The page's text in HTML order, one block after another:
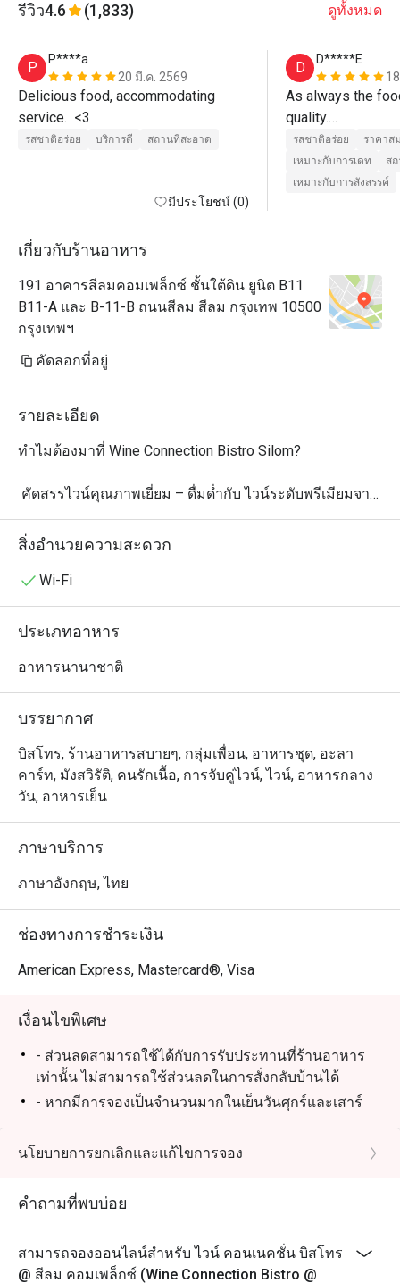
รีวิว4.6 (1,833) ดูทั้งหมด
P
P****a
20 มี.ค. 2569
Delicious food, accommodating
service.  <3
รสชาติอร่อย บริการดี สถานที่สะอาด
มีประโยชน์ (0)
D
D*****E
As always the
quality.
Beef Burger
was delicious,
also came with
รสชาติอร่อย
ราคาส
เหมาะกับการเดท
ส
เหมาะกับการสังสรรค์
เกี่ยวกับร้านอาหาร
191 อาคารสีลมคอมเพล็กซ์ ชั้นใต้ดิน ยูนิต B11
B11-A และ B-11-B ถนนสีลม สีลม กรุงเทพ 10500
กรุงเทพฯ
คัดลอกที่อยู่
รายละเอียด
ทำไมต้องมาที่ Wine Connection Bistro Silom?
คัดสรรไวน์คุณภาพเยี่ยม – ดื่มด่ำกับ ไวน์ระดับพรีเมียมจาก
ฝรั่งเศส อิตาลี สเปน ออสเตรเลีย และอีกมากมาย ที่คัดสรร
มาอย่างดีเพื่อเสริมรสชาติของทุกเมนู
รสชาติอาหารยุโรปต้นตำรับ – ลิ้มลองเมนูอาหารยุโรปสุด
สด และเมนูเนื้อย่างรสเลิศ
บรรยากาศบิสโทรสุดชิล – ผ่อนคลายกับ บรรยากาศอบอุ่น
คุณภาพเยี่ยมในราคาคุ้มค่า – สัมผัส ไวน์และอาหาร
คุณภาพสูง ในราคาสบายกระเป๋า รับรองว่าคุ้มค่าทุกบาททุก
สตางค์
ทำเลทองใจกลางสีลม – ตั้งอยู่ในย่านที่คึกคักที่สุดแห่งหนึ่ง
ของกรุงเทพฯ เดินทางสะดวกสำหรับทั้งคนในพื้นที่และนัก
ท่องเที่ยว
เมนูแนะนำ & การจับคู่ไวน์
สเต็กเซอร์ลอยน์ – เข้ากันได้อย่างลงตัวกับ Cabernet
Sauvignon เข้มข้น
ที่นุ่มละมุน
ลาซานญ่า – ต้องลองกับ ไวน์แดงอิตาเลียนรสเข้มข้น
ขาแกะตุ๋น – เหมาะกับ Syrah หรือ Merlot ที่มีบอดี้หนักแน่น
ซี่โครงหมูบาร์บีคิวรมควัน – จับคู่กับ Zinfandel เข้มข้นเพื่อ
รสชาติที่ลงตัว
ไวน์และอาหารระดับพรีเมียม ในราคาสบายกระเป๋า
นัดพบปะ หรือดินเนอร์ทางธุรกิจ
สิ่งอำนวยความสะดวก
Wi-Fi
ประเภทอาหาร
อาหารนานาชาติ
บรรยากาศ
บิสโทร, ร้านอาหารสบายๆ, กลุ่มเพื่อน, อาหารชุด, อะลา
คาร์ท, มังสวิรัติ, คนรักเนื้อ, การจับคู่ไวน์, ไวน์, อาหารกลาง
วัน, อาหารเย็น
ภาษาบริการ
ภาษาอังกฤษ, ไทย
ช่องทางการชำระเงิน
American Express, Mastercard®, Visa
เงื่อนไขพิเศษ
- ส่วนลดสามารถใช้ได้กับการรับประทานที่ร้านอาหาร
เท่านั้น ไม่สามารถใช้ส่วนลดในการสั่งกลับบ้านได้
- หากมีการจองเป็นจำนวนมากในเย็นวันศุกร์และเสาร์
ท่านอาจต้องรอการจัดที่นั่งประมาณ 2-3 นาที
นโยบายการยกเลิกและแก้ไขการจอง
คำถามที่พบบ่อย
สามารถจองออนไลน์สำหรับ ไวน์ คอนเนคชั่น บิสโทร
@ สีลม คอมเพล็กซ์ (Wine Connection Bistro @